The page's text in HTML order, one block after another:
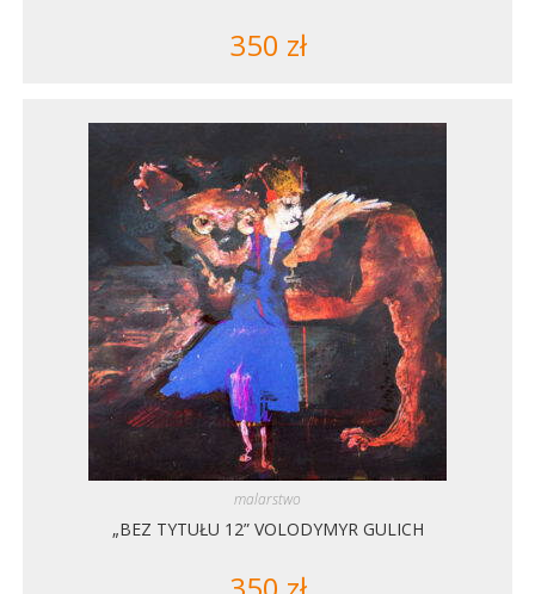
350 zł
malarstwo
„BEZ TYTUŁU 12” VOLODYMYR GULICH